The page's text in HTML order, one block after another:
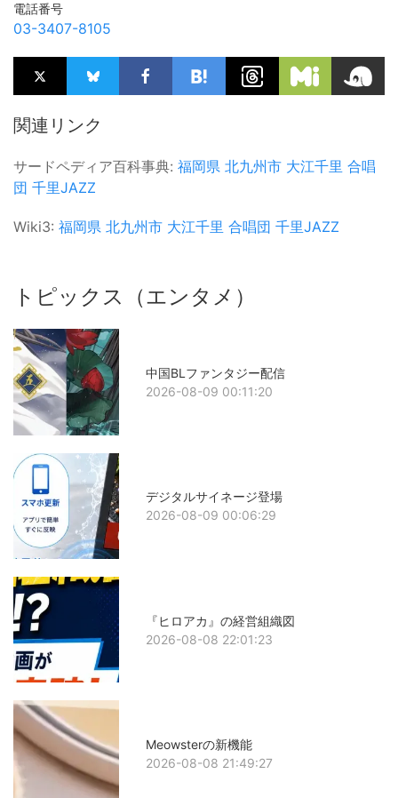
電話番号
03-3407-8105
関連リンク
サードペディア百科事典: 福岡県 北九州市 大江千里 合唱
団 千里JAZZ
Wiki3: 福岡県 北九州市 大江千里 合唱団 千里JAZZ
トピックス（エンタメ）
中国BLファンタジー配信
2026-08-09 00:11:20
デジタルサイネージ登場
2026-08-09 00:06:29
『ヒロアカ』の経営組織図
2026-08-08 22:01:23
Meowsterの新機能
2026-08-08 21:49:27